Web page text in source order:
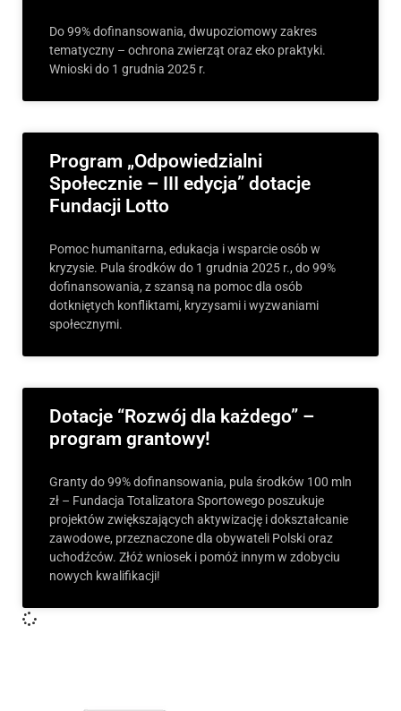
Do 99% dofinansowania, dwupoziomowy zakres
tematyczny – ochrona zwierząt oraz eko praktyki.
Wnioski do 1 grudnia 2025 r.
Program „Odpowiedzialni
Społecznie – III edycja” dotacje
Fundacji Lotto
Pomoc humanitarna, edukacja i wsparcie osób w
kryzysie. Pula środków do 1 grudnia 2025 r., do 99%
dofinansowania, z szansą na pomoc dla osób
dotkniętych konfliktami, kryzysami i wyzwaniami
społecznymi.
Dotacje “Rozwój dla każdego” –
program grantowy!
Granty do 99% dofinansowania, pula środków 100 mln
zł – Fundacja Totalizatora Sportowego poszukuje
projektów zwiększających aktywizację i dokształcanie
zawodowe, przeznaczone dla obywateli Polski oraz
uchodźców. Złóż wniosek i pomóż innym w zdobyciu
nowych kwalifikacji!